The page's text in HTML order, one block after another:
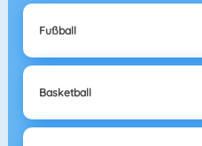
Fußball
Basketball